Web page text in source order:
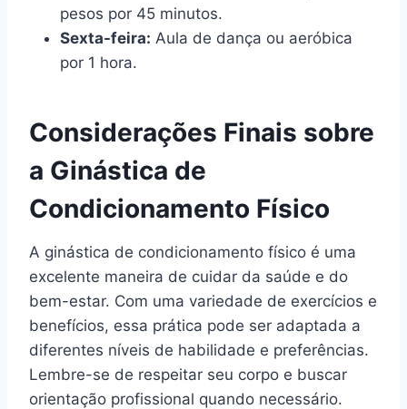
pesos por 45 minutos.
Sexta-feira: Aula de dança ou aeróbica
por 1 hora.
Considerações Finais sobre
a Ginástica de
Condicionamento Físico
A ginástica de condicionamento físico é uma
excelente maneira de cuidar da saúde e do
bem-estar. Com uma variedade de exercícios e
benefícios, essa prática pode ser adaptada a
diferentes níveis de habilidade e preferências.
Lembre-se de respeitar seu corpo e buscar
orientação profissional quando necessário.